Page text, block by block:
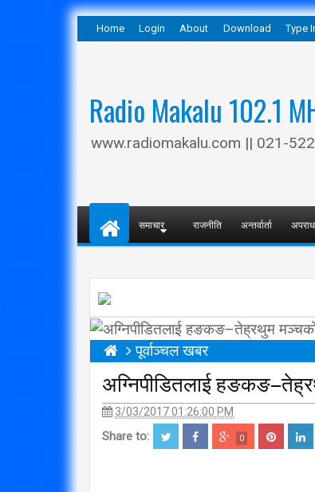
Home Login About Download Type
Radio Makalu 102.1
www.radiomakalu.com || 021-
समाचार राजनीति अन्तर्वार्ता अपराध
पूर्वाञ्चल खबर
अग्निपीडितलाई
3/03/2017 01:26:00 PM
Share to: 0